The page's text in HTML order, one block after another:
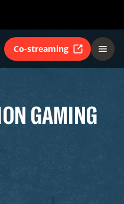
Co-streaming
GAMING